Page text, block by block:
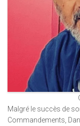
Malgré le succès de
Commandements,